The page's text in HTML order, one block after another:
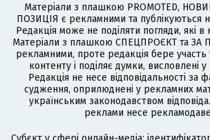
Матеріали з плашкою PROMOTED,
ПОЗИЦІЯ є рекламними та публікуються
Редакція може не поділяти погляди, які
Матеріали з плашкою СПЕЦПРОЄКТ та ЗА
рекламними, проте редакція бере участь
контенту і поділяє думки, висловлені
Редакція не несе відповідальності за
судження, оприлюднені у рекламних
українським законодавством
реклами несе